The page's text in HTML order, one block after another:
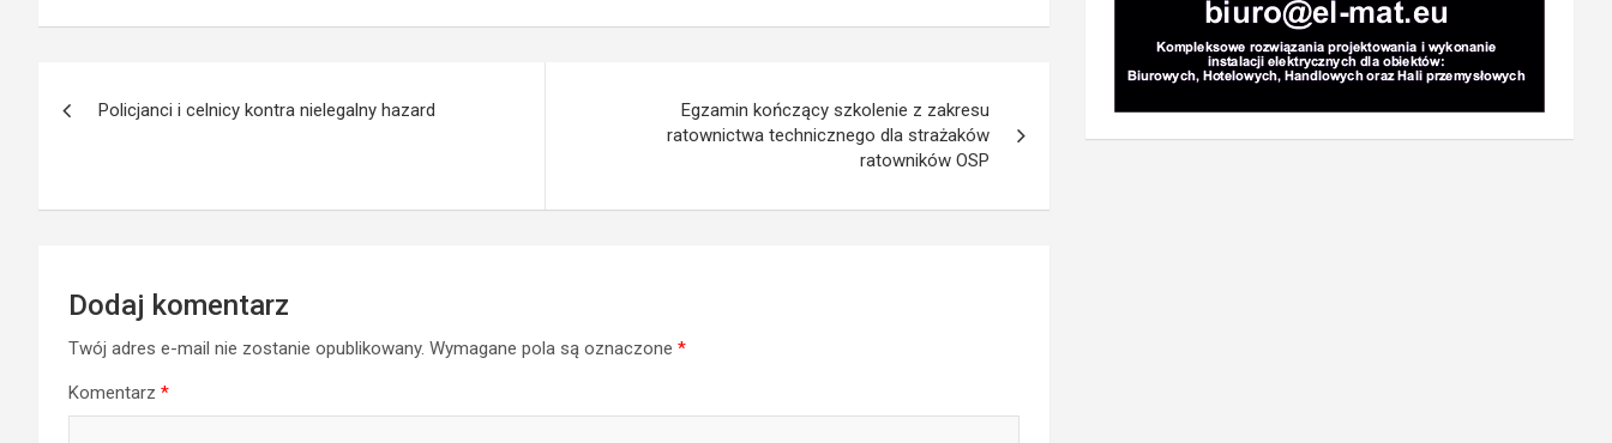
wpisu
Policjanci i celnicy kontra nielegalny hazard
Egzamin kończący szkolenie z zakresu
ratownictwa technicznego dla strażaków
ratowników OSP
Dodaj komentarz
Twój adres e-mail nie zostanie opublikowany. Wymagane pola są oznaczone *
Komentarz *